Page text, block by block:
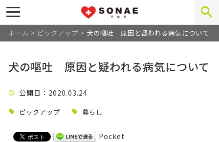
ホーム > ピックアップ > 犬の嘔吐 原因と疑われる病気について
犬の嘔吐 原因と疑われる病気について
公開日 ：2020.03.24
ピックアップ 暮らし
Pocket